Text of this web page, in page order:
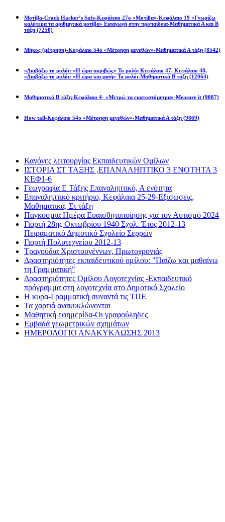
Μοτίβα-Crack Hacker’s Safe-Κεφάλαιο 27ο «Μοτίβα»-Κεφάλαιο 19 «Γνωρίζω
καλύτερα τα αριθμητικά μοτίβα» Εισαγωγή στην προπαίδεια-Μαθηματικά Α και Β
τάξη (7250)
Μήκος (μέτρηση)-Κεφάλαιο 54ο «Μέτρηση μεγεθών»-Μαθηματικά Α τάξη (8542)
«Διαβάζω το ρολόι: «Η ώρα ακριβώς» Το ρολόι Κεφάλαιο 47, Κεφάλαιο 48,
«Διαβάζω το ρολόι: «Η ώρα και μισή» Το ρολόι-Μαθηματικά Β τάξη (12064)
Μαθηματικά Β τάξη-Κεφάλαιο 4- «Μετρώ τα εκατοστόμετρα»-Measure it (9087)
How tall-Κεφάλαιο 54ο «Μέτρηση μεγεθών»-Μαθηματικά Α τάξη (9869)
Κανόνες λειτουργίας Εκπαιδευτικών Ομίλων
ΙΣΤΟΡΙΑ ΣΤ ΤΑΞΗΣ ,ΕΠΑΝΑΛΗΠΤΙΚΟ 3 ΕΝΟΤΗΤΑ 3
ΚΕΦ1-6
Γεωγραφία Ε Τάξης Επαναληπτικό, Α ενότητα
Επαναληπτικό κριτήριο, Κεφάλαια 25-29-Εξισώσεις,
Μαθηματικά, Στ τάξη
Παγκοσμια Ημέρα Ευαισθητοποίησης για τον Αυτισμό 2024
Γιορτή 28ης Οκτωβρίου 1940 Σχολ. Έτος 2012-13
Πειραματικό Δημοτικό Σχολείο Σερρών
Γιορτή Πολυτεχνείου 2012-13
Τραγούδια Χριστουγέννων, Πρωτοχρονιάς
Δραστηριότητες εκπαιδευτικού ομίλου: "Παίζω και μαθαίνω
τη Γραμματική"
Δραστηριότητες Ομίλου Λογοτεχνίας -Εκπαιδευτικό
πρόγραμμα στη λογοτεχνία στο Δημοτικό Σχολείο
Η κυρα-Γραμματική συναντά τις ΤΠΕ
Τα χαρτιά ανακυκλώνονται
Μαθητική εφημερίδα-Οι γραφούληδες
Εμβαδά γεωμετρικών σχημάτων
ΗΜΕΡΟΛΟΓΙΟ ΑΝΑΚΥΚΛΩΣΗΣ 2013